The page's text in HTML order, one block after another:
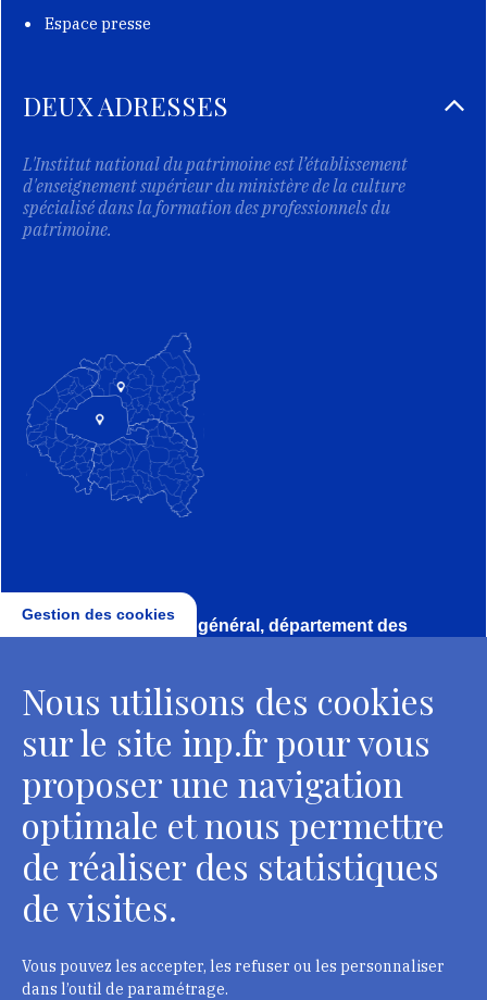
Espace presse
DEUX ADRESSES
L'Institut national du patrimoine est l’établissement
d'enseignement supérieur du ministère de la culture
spécialisé dans la formation des professionnels du
patrimoine.
Direction, secrétariat général, département des
2 rue Vivienne - 75002 Paris
Tél. : + 33 1 44 41 16 41
Contacts
Département des restaurateurs
124 rue Henri Barbusse - 93300 Aubervilliers
Gestion des cookies
Nous utilisons des cookies
sur le site inp.fr pour vous
proposer une navigation
optimale et nous permettre
de réaliser des statistiques
de visites.
Vous pouvez les accepter, les refuser ou les personnaliser
dans l’outil de paramétrage.